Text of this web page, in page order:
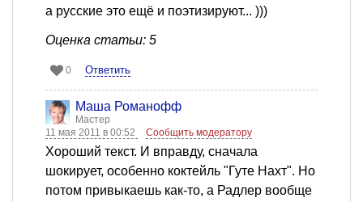
а русские это ещё и поэтизируют... )))
Оценка статьи: 5
0 Ответить
Mаша Романофф
Мастер
11 мая 2011 в 00:52
Сообщить модератору
Хороший текст. И вправду, сначала
шокирует, особенно коктейль "Гуте Нахт". Но
потом привыкаешь как-то, а Радлер вообще